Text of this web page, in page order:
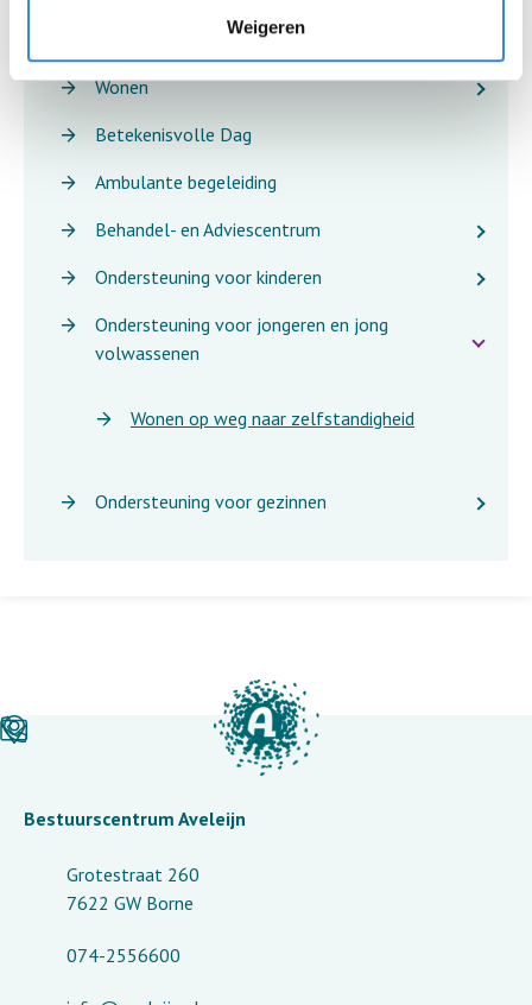
Weigeren
Wonen
Betekenisvolle Dag
Ambulante begeleiding
Behandel- en Adviescentrum
Ondersteuning voor kinderen
Ondersteuning voor jongeren en jong
volwassenen
Wonen op weg naar zelfstandigheid
Ondersteuning voor gezinnen
Bestuurscentrum Aveleijn
Grotestraat 260
7622 GW Borne
074-2556600